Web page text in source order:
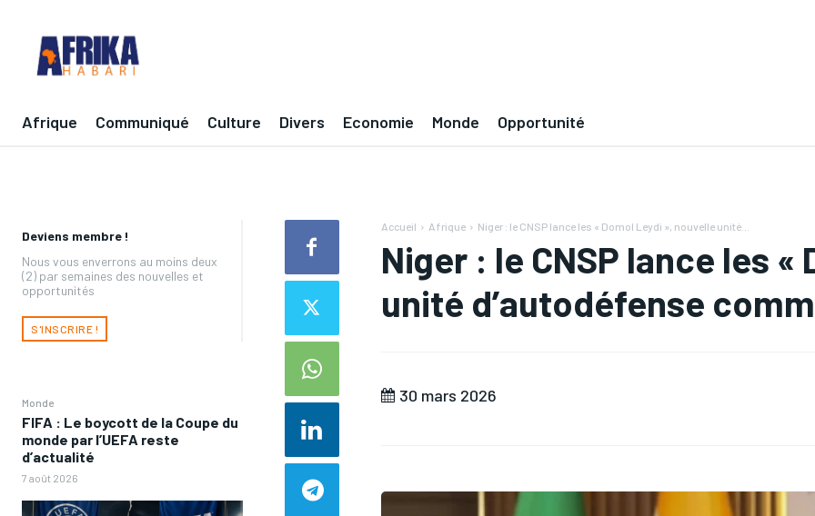
Afrique Communiqué Culture Divers Economie Monde Opportunité
Deviens membre !
Nous vous enverrons au moins deux
(2) par semaines des nouvelles et
opportunités
S'INSCRIRE !
Monde
FIFA : Le boycott de la Coupe du
monde par l’UEFA reste
d’actualité
7 août 2026
Accueil Afrique Niger : le CNSP lance les « Domol Leydi », nouvelle unité...
Niger : le CNSP lance les
unité d’autodéfense
30 mars 2026